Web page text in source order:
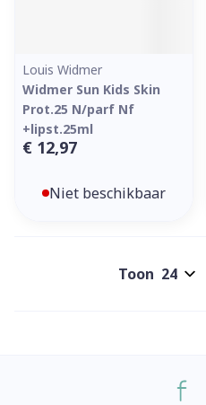
Louis Widmer
Widmer Sun Kids Skin
Prot.25 N/parf Nf
+lipst.25ml
€ 12,97
Niet beschikbaar
Toon